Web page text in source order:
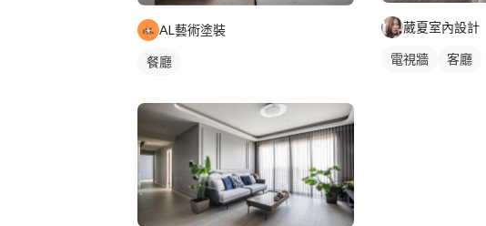
AL藝術塗裝
餐廳
葳夏室內設計
電視牆 客廳